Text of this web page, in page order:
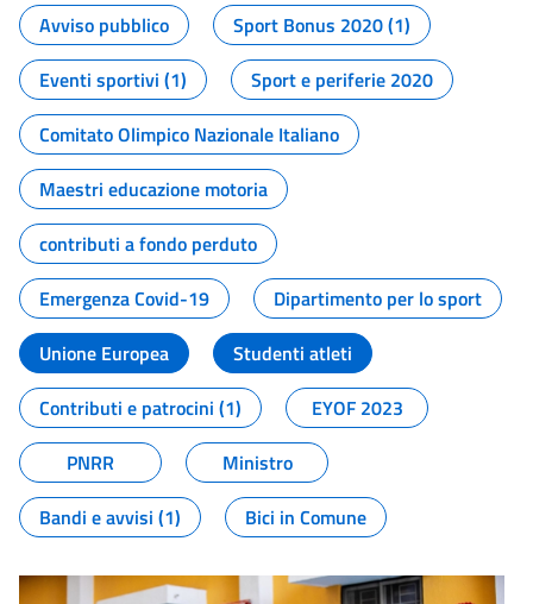
Avviso pubblico
Sport Bonus 2020 (1)
Eventi sportivi (1)
Sport e periferie 2020
Comitato Olimpico Nazionale Italiano
Maestri educazione motoria
contributi a fondo perduto
Emergenza Covid-19
Dipartimento per lo sport
Unione Europea
Studenti atleti
Contributi e patrocini (1)
EYOF 2023
PNRR
Ministro
Bandi e avvisi (1)
Bici in Comune